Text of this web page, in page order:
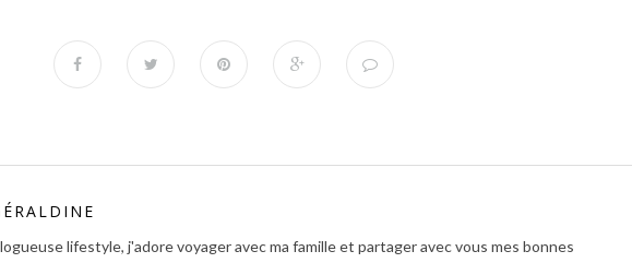
lifestyle, j'adore voyager avec ma famille et partager avec vous mes bonnes